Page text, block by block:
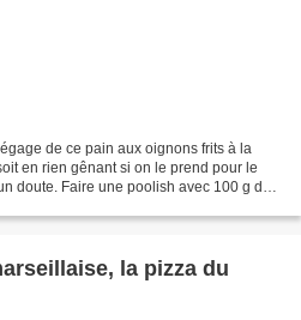
de ce pain aux oignons frits à la
en rien gênant si on le prend pour le
doute. Faire une poolish avec 100 g de
la pizza du